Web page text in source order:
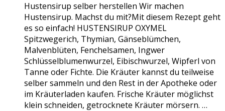
Hustensirup selber herstellen Wir machen
Hustensirup. Machst du mit?Mit diesem Rezept geht
es so einfach! HUSTENSIRUP OXYMEL
Spitzwegerich, Thymian, Gänseblümchen,
Malvenblüten, Fenchelsamen, Ingwer
Schlüsselblumenwurzel, Eibischwurzel, Wipferl von
Tanne oder Fichte. Die Kräuter kannst du teilweise
selber sammeln und den Rest in der Apotheke oder
im Kräuterladen kaufen. Frische Kräuter möglichst
klein schneiden, getrocknete Kräuter mörsern. …